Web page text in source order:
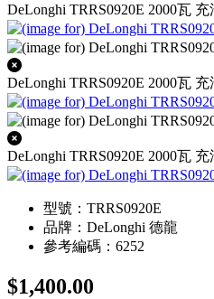
DeLonghi TRRS0920E 2000瓦
DeLonghi TRRS0920E 2000瓦
DeLonghi TRRS0920E 2000瓦
型號：TRRS0920E
品牌：DeLonghi 德龍
參考編碼：6252
$1,400.00